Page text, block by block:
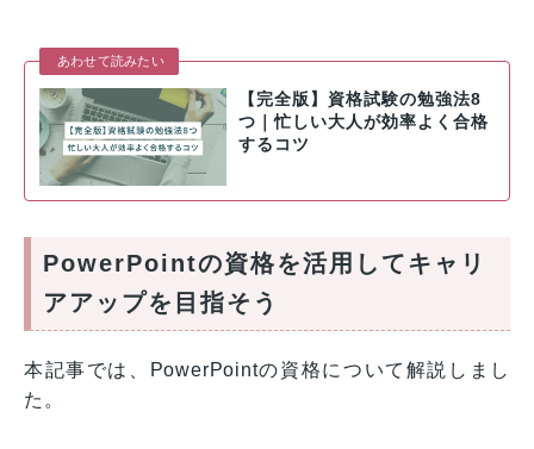
あわせて読みたい
【完全版】資格試験の勉強法8
つ｜忙しい大人が効率よく合格
するコツ
PowerPointの資格を活用してキャリ
アアップを目指そう
本記事では、PowerPointの資格について解説しまし
た。